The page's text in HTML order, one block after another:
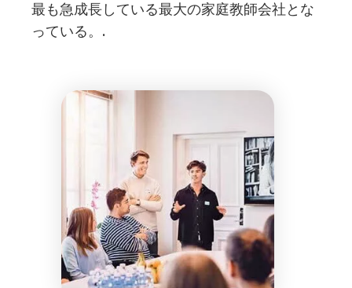
最も急成長している最大の家庭教師会社とな
っている。.